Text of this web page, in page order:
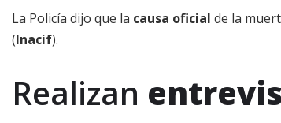
La Policía dijo que la causa oficial de la
(Inacif).
Realizan